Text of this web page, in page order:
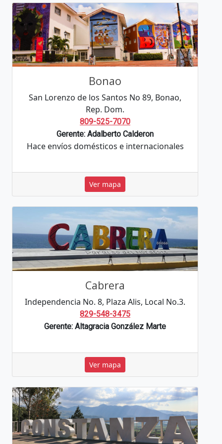
Bonao
San Lorenzo de los Santos No 89, Bonao,
Rep. Dom.
809-525-7070
Gerente: Adalberto Calderon
Hace envíos domésticos e internacionales
Ver mapa
Cabrera
Independencia No. 8, Plaza Alis, Local No.3.
829-548-3475
Gerente: Altagracia González Marte
Ver mapa